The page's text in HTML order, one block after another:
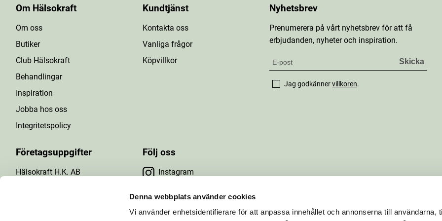
Denna webbplats använder cookies
Vi använder enhetsidentifierare för att anpassa innehållet och annonserna till användarna,
Om Hälsokraft
Om oss
Butiker
Club Hälsokraft
Behandlingar
Inspiration
Jobba hos oss
Integritetspolicy
Kundtjänst
Kontakta oss
Vanliga frågor
Köpvillkor
Företagsuppgifter
Hälsokraft H.K. AB
Följ oss
Instagram
Facebook
YouTube
Nyhetsbrev
Prenumerera på vårt nyhetsbrev för att få
erbjudanden, nyheter och inspiration.
Jag godkännervillkoren.